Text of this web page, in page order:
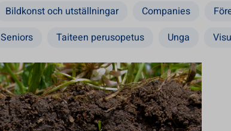
Bildkonst och utställningar Companies
Seniors Taiteen perusopetus Unga